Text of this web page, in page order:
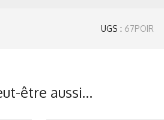
UGS : 67POIR
être aussi…